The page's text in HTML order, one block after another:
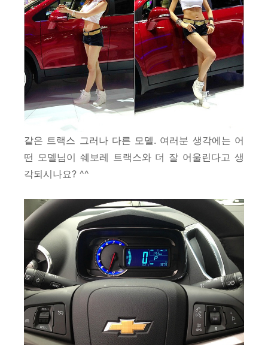
같은 트랙스 그러나 다른 모델. 여러분 생각에는 어
떤 모델님이 쉐보레 트랙스와 더 잘 어울린다고 생
각되시나요? ^^